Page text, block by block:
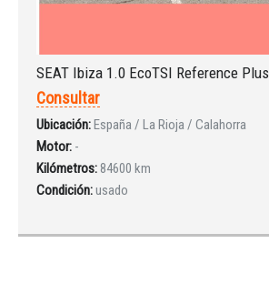
SEAT Ibiza 1.0 EcoTSI Reference Plus
Consultar
Ubicación: España / La Rioja / Calahorra
Motor: -
Kilómetros: 84600 km
Condición:usado